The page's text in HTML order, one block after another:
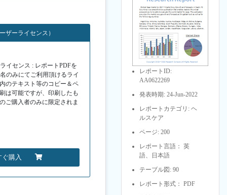
ザーライセンス）
イセンス : レポートPDFを
のみにてご利用頂けるライ
のテキスト等のコピー＆ペ
は可能ですが、印刷したも
ご購入者のみに限定されま
購入
レポートID:
AA0622269
発表時期: 24-Jun-2022
レポートカテゴリ: ヘ
ルスケア
ページ: 200
レポート言語： 英
語、日本語
テーブル図: 90
レポート形式： PDF